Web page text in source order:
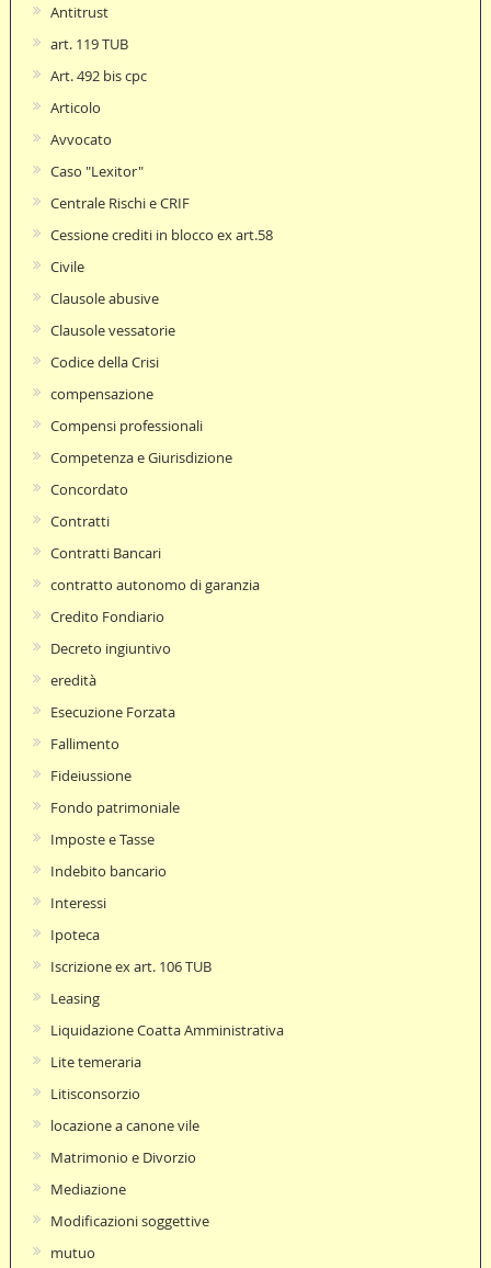
Antitrust
art. 119 TUB
Art. 492 bis cpc
Articolo
Avvocato
Caso "Lexitor"
Centrale Rischi e CRIF
Cessione crediti in blocco ex art.58
Civile
Clausole abusive
Clausole vessatorie
Codice della Crisi
compensazione
Compensi professionali
Competenza e Giurisdizione
Concordato
Contratti
Contratti Bancari
contratto autonomo di garanzia
Credito Fondiario
Decreto ingiuntivo
eredità
Esecuzione Forzata
Fallimento
Fideiussione
Fondo patrimoniale
Imposte e Tasse
Indebito bancario
Interessi
Ipoteca
Iscrizione ex art. 106 TUB
Leasing
Liquidazione Coatta Amministrativa
Lite temeraria
Litisconsorzio
locazione a canone vile
Matrimonio e Divorzio
Mediazione
Modificazioni soggettive
mutuo